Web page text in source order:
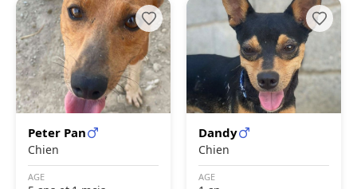
Peter Pan
Chien
AGE
Dandy
Chien
AGE